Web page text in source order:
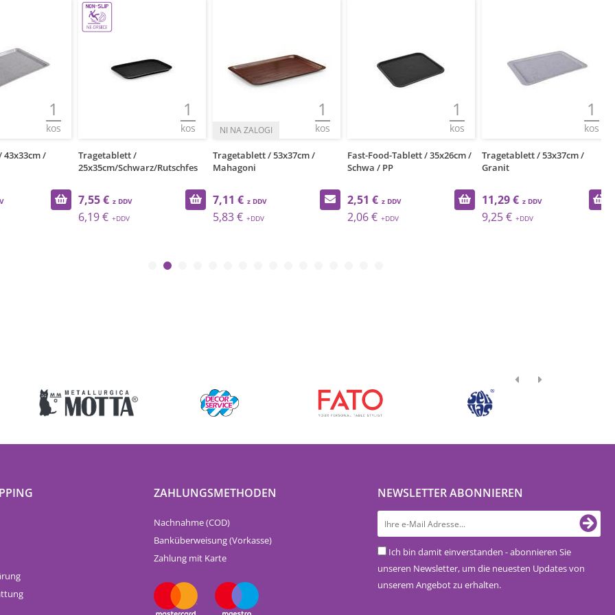
kos
/
kos
Tragetablett /
25x35cm/Schwarz/Rutschfes
7,55 €
6,19 €
kos
Tragetablett / 53x37cm /
Mahagoni
7,11 €
5,83 €
kos
Fast-Food-Tablett / 35x26cm /
Schwa / PP
2,51 €
2,06 €
kos
Tragetablett / 53x37cm /
Granit
11,29 €
9,25 €
ZAHLUNGSMETHODEN
Nachnahme (COD)
Banküberweisung (Vorkasse)
Zahlung mit Karte
NEWSLETTER ABONNIEREN
Ich bin damit einverstanden - abonnieren Sie
unseren Newsletter, um die neuesten Updates von
unserem Angebot zu erhalten.